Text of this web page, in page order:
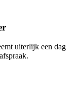
uiterlijk een dag